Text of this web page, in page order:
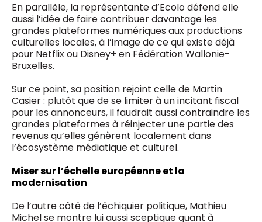
En parallèle, la représentante d’Ecolo défend elle
aussi l’idée de faire contribuer davantage les
grandes plateformes numériques aux productions
culturelles locales, à l’image de ce qui existe déjà
pour Netflix ou Disney+ en Fédération Wallonie-
Bruxelles.
Sur ce point, sa position rejoint celle de Martin
Casier : plutôt que de se limiter à un incitant fiscal
pour les annonceurs, il faudrait aussi contraindre les
grandes plateformes à réinjecter une partie des
revenus qu’elles génèrent localement dans
l’écosystème médiatique et culturel.
Miser sur l’échelle européenne et la
modernisation
De l’autre côté de l’échiquier politique, Mathieu
Michel se montre lui aussi sceptique quant à